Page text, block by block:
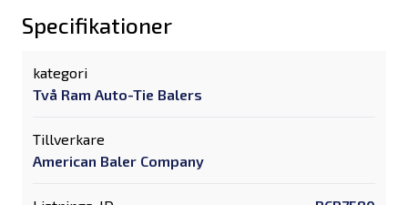
Specifikationer
kategori
Två Ram Auto-Tie Balers
Tillverkare
American Baler Company